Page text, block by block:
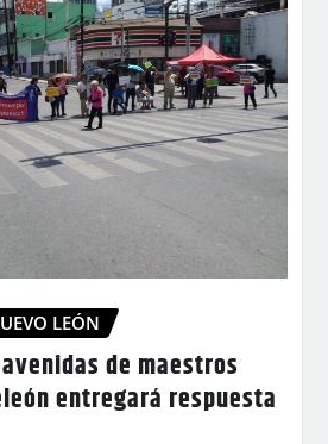
LEÓN
de maestros
entregará respuesta